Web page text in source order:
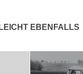
EBENFALLS